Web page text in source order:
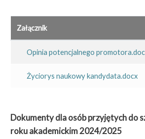
Załącznik
Opinia potencjalnego
Życiorys naukowy kandydata.docx
Dokumenty dla osób przyjętych do
roku akademickim 2024/2025